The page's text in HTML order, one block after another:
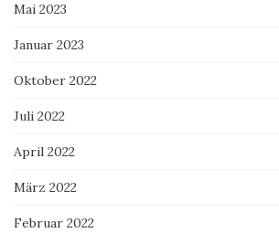
Mai 2023
Januar 2023
Oktober 2022
Juli 2022
April 2022
März 2022
Februar 2022